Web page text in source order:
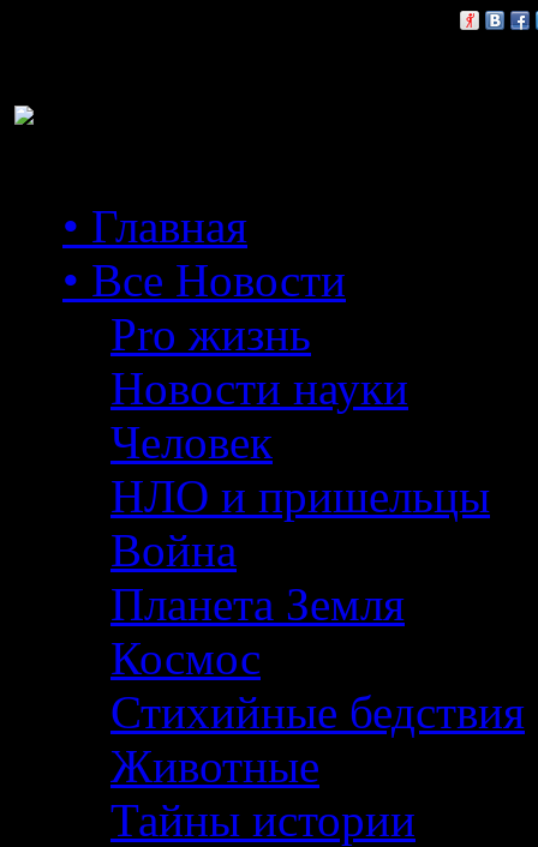
• Главная
• Все Новости
Pro жизнь
Новости науки
Человек
НЛО и пришельцы
Война
Планета Земля
Космос
Стихийные бедствия
Животные
Тайны истории